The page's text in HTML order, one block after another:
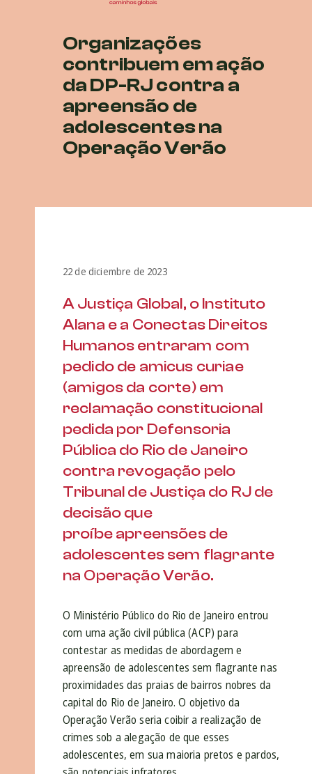
Organizações
contribuem em ação
da DP-RJ contra a
apreensão de
adolescentes na
Operação Verão
22 de diciembre de 2023
A Justiça Global, o Instituto
Alana e a Conectas Direitos
Humanos entraram com
pedido de amicus curiae
(amigos da corte) em
reclamação constitucional
pedida por Defensoria
Pública do Rio de Janeiro
contra revogação pelo
Tribunal de Justiça do RJ de
decisão que
proíbe apreensões de
adolescentes sem flagrante
na Operação Verão.
O Ministério Público do Rio de Janeiro entrou
com uma ação civil pública (ACP) para
contestar as medidas de abordagem e
apreensão de adolescentes sem flagrante nas
proximidades das praias de bairros nobres da
capital do Rio de Janeiro. O objetivo da
Operação Verão seria coibir a realização de
crimes sob a alegação de que esses
adolescentes, em sua maioria pretos e pardos,